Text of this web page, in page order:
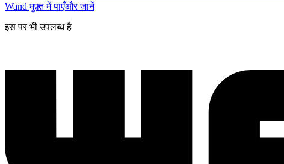
Wand मुफ़्त में पाएँऔर जानें
इस पर भी उपलब्ध है